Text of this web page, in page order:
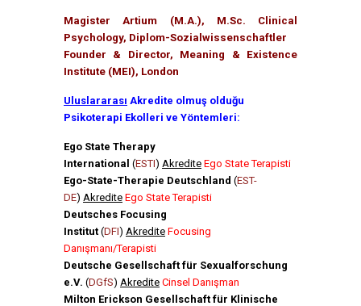
Magister Artium (M.A.), M.Sc. Clinical
Psychology, Diplom-Sozialwissenschaftler
Founder & Director, Meaning & Existence
Institute (MEI), London
Uluslararası Akredite olmuş olduğu
Psikoterapi Ekolleri ve Yöntemleri:
Ego State Therapy
International (ESTI) Akredite Ego State Terapisti
Ego-State-Therapie Deutschland (EST-
DE) Akredite Ego State Terapisti
Deutsches Focusing
Institut (DFI) Akredite Focusing
Danışmanı/Terapisti
Deutsche Gesellschaft für Sexualforschung
e.V. (DGfS) Akredite Cinsel Danışman
Milton Erickson Gesellschaft für Klinische